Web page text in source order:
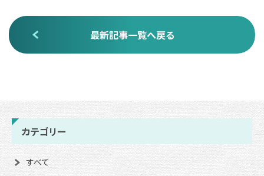
最新記事一覧へ戻る
カテゴリー
すべて